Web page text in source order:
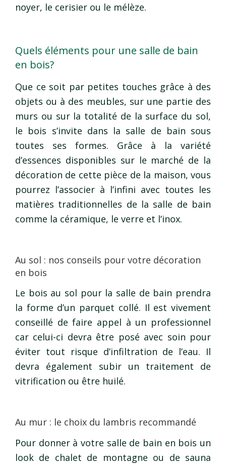
noyer, le cerisier ou le mélèze.
Quels éléments pour une salle de bain
en bois?
Que ce soit par petites touches grâce à des
objets ou à des meubles, sur une partie des
murs ou sur la totalité de la surface du sol,
le bois s’invite dans la salle de bain sous
toutes ses formes. Grâce à la variété
d’essences disponibles sur le marché de la
décoration de cette pièce de la maison, vous
pourrez l’associer à l’infini avec toutes les
matières traditionnelles de la salle de bain
comme la céramique, le verre et l’inox.
Au sol : nos conseils pour votre décoration
en bois
Le bois au sol pour la salle de bain prendra
la forme d’un parquet collé. Il est vivement
conseillé de faire appel à un professionnel
car celui-ci devra être posé avec soin pour
éviter tout risque d’infiltration de l’eau. Il
devra également subir un traitement de
vitrification ou être huilé.
Au mur : le choix du lambris recommandé
Pour donner à votre salle de bain en bois un
look de chalet de montagne ou de sauna